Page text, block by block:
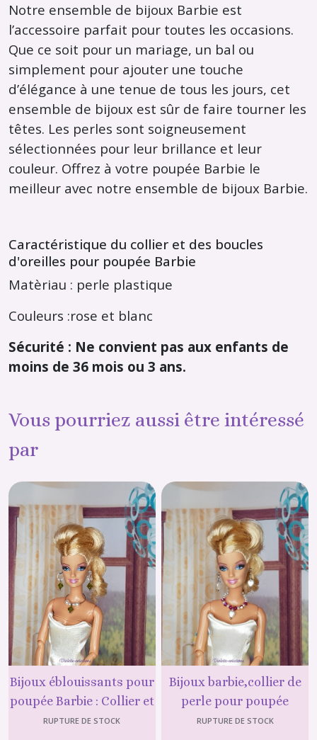
Notre ensemble de bijoux Barbie est
l’accessoire parfait pour toutes les occasions.
Que ce soit pour un mariage, un bal ou
simplement pour ajouter une touche
d’élégance à une tenue de tous les jours, cet
ensemble de bijoux est sûr de faire tourner les
têtes. Les perles sont soigneusement
sélectionnées pour leur brillance et leur
couleur. Offrez à votre poupée Barbie le
meilleur avec notre ensemble de bijoux Barbie.
Caractéristique du collier et des boucles
d'oreilles pour poupée Barbie
Matèriau : perle plastique
Couleurs :rose et blanc
Sécurité : Ne convient pas aux enfants de
moins de 36 mois ou 3 ans.
Vous pourriez aussi être intéressé
par
Bijoux éblouissants pour
poupée Barbie : Collier et
boucles d'oreille
RUPTURE DE STOCK
Bijoux barbie,collier de
perle pour poupée
mannequin de 29 cm
RUPTURE DE STOCK